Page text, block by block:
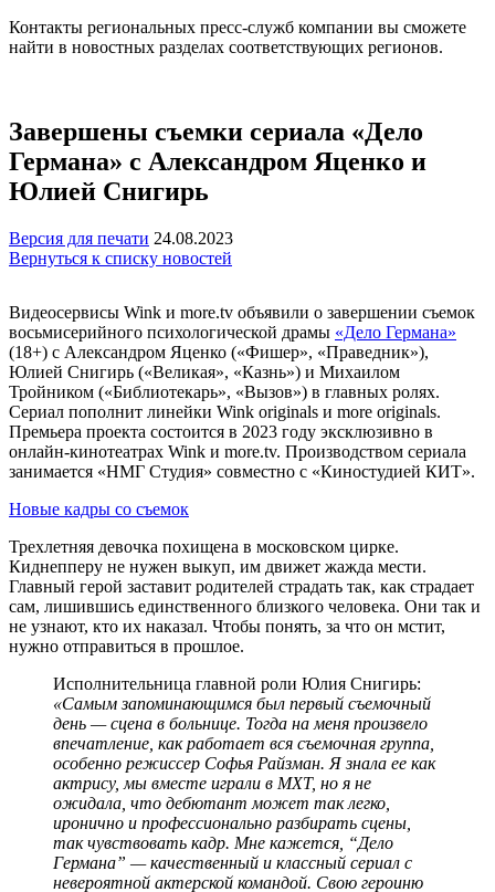
Контакты региональных пресс-служб компании вы сможете
найти в новостных разделах соответствующих регионов.
Завершены съемки сериала «Дело
Германа» с Александром Яценко и
Юлией Снигирь
Версия для печати 24.08.2023
Вернуться к списку новостей
Видеосервисы Wink и more.tv объявили о завершении съемок
восьмисерийного психологической драмы «Дело Германа»
(18+) с Александром Яценко («Фишер», «Праведник»),
Юлией Снигирь («Великая», «Казнь») и Михаилом
Тройником («‎Библиотекарь», «‎Вызов»‎)‎ в главных ролях.
Сериал пополнит линейки Wink originals и more originals.
Премьера проекта состоится в 2023 году эксклюзивно в
онлайн-кинотеатрах Wink и more.tv. Производством сериала
занимается «НМГ Студия» совместно с «Киностудией КИТ».
Новые кадры со съемок
Трехлетняя девочка похищена в московском цирке.
Киднепперу не нужен выкуп, им движет жажда мести.
Главный герой заставит родителей страдать так, как страдает
сам, лишившись единственного близкого человека. Они так и
не узнают, кто их наказал. Чтобы понять, за что он мстит,
нужно отправиться в прошлое.
Исполнительница главной роли Юлия Снигирь:
«Самым запоминающимся был первый съемочный
день — сцена в больнице. Тогда на меня произвело
впечатление, как работает вся съемочная группа,
особенно режиссер Софья Райзман. Я знала ее как
актрису, мы вместе играли в МХТ, но я не
ожидала, что дебютант может так легко,
иронично и профессионально разбирать сцены,
так чувствовать кадр. Мне кажется, “Дело
Германа” — качественный и классный сериал с
невероятной актерской командой. Свою героиню